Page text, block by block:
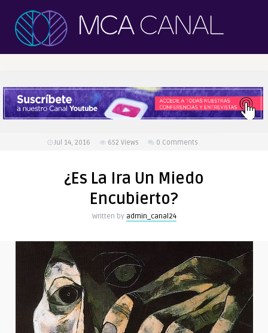
Jul 14, 2016 652 Views 0 Comments
¿Es La Ira Un Miedo
Encubierto?
Written by admin_canal24